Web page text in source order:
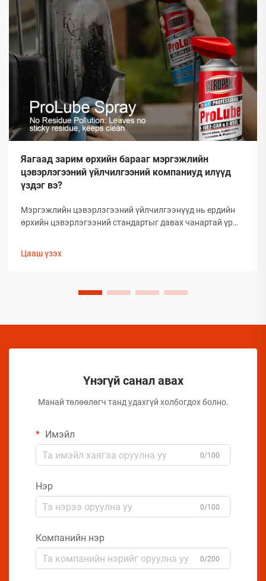
Яагаад зарим өрхийн барааг мэргэжлийн
цэвэрлэгээний үйлчилгээний компаниуд илүүд
үздэг вэ?
Мэргэжлийн цэвэрлэгээний үйлчилгээнүүд нь ердийн
өрхийн цэвэрлэгээний стандартыг давах чанартай үр
туршлагаар баталгаажсан, өөрсдийн үр дүнтэй байдлыг
Цааш үзэх
Үнэгүй санал авах
Манай төлөөлөгч танд удахгүй холбогдох болно.
Имэйл
0/100
Нэр
0/100
Компанийн нэр
0/200